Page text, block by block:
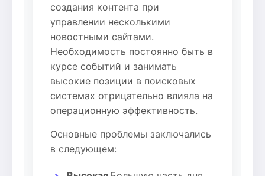
создания контента при
управлении несколькими
новостными сайтами.
Необходимость постоянно быть в
курсе событий и занимать
высокие позиции в поисковых
системах отрицательно влияла на
операционную эффективность.
Основные проблемы заключались
в следующем: